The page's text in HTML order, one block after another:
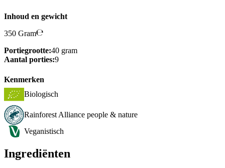
Inhoud en gewicht
350 Gram
Portiegrootte:40 gram
Aantal porties:9
Kenmerken
Biologisch
Rainforest Alliance people & nature
Veganistisch
Ingrediënten